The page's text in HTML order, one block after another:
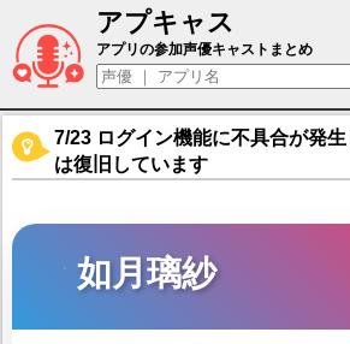
アプキャス
如月璃紗（声優：雨宮天
アプリの参加声優キャストまとめ
7/23 ログイン機能に不具合が発
は復旧しています
如月璃紗